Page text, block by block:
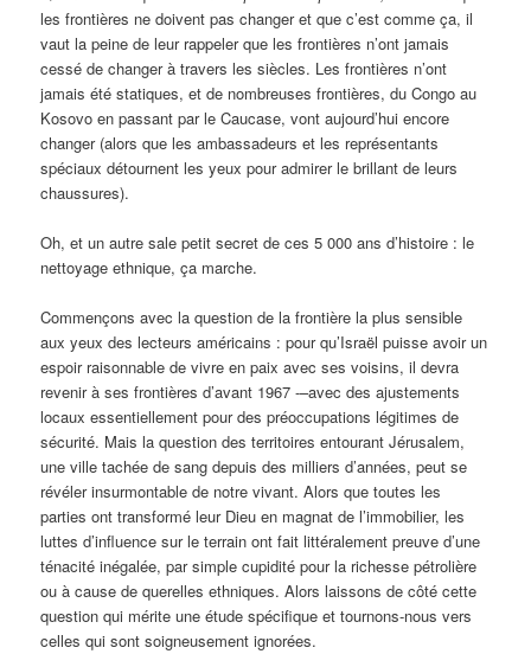
les frontières ne doivent pas changer et que c’est comme ça, il
vaut la peine de leur rappeler que les frontières n’ont jamais
cessé de changer à travers les siècles. Les frontières n’ont
jamais été statiques, et de nombreuses frontières, du Congo au
Kosovo en passant par le Caucase, vont aujourd’hui encore
changer (alors que les ambassadeurs et les représentants
spéciaux détournent les yeux pour admirer le brillant de leurs
chaussures).
Oh, et un autre sale petit secret de ces 5 000 ans d’histoire : le
nettoyage ethnique, ça marche.
Commençons avec la question de la frontière la plus sensible
aux yeux des lecteurs américains : pour qu’Israël puisse avoir un
espoir raisonnable de vivre en paix avec ses voisins, il devra
revenir à ses frontières d’avant 1967 -–avec des ajustements
locaux essentiellement pour des préoccupations légitimes de
sécurité. Mais la question des territoires entourant Jérusalem,
une ville tachée de sang depuis des milliers d’années, peut se
révéler insurmontable de notre vivant. Alors que toutes les
parties ont transformé leur Dieu en magnat de l’immobilier, les
luttes d’influence sur le terrain ont fait littéralement preuve d’une
ténacité inégalée, par simple cupidité pour la richesse pétrolière
ou à cause de querelles ethniques. Alors laissons de côté cette
question qui mérite une étude spécifique et tournons-nous vers
celles qui sont soigneusement ignorées.